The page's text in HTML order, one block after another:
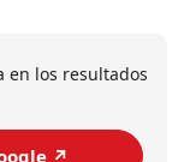
en los resultados
↗️